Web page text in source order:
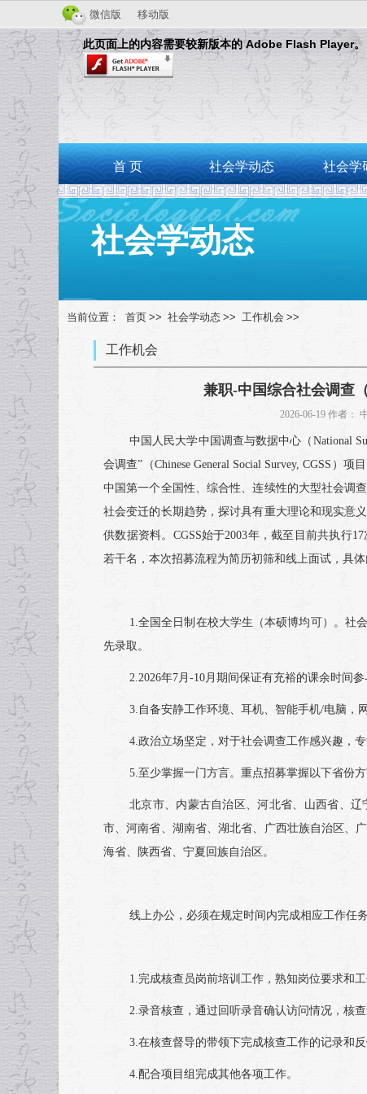
微信版 移动版
此页面上的内容需要较新版本的 Adobe Flash Player。
首 页 社会学动态 社会学
社会学动态
当前位置： 首页 >> 社会学动态 >> 工作机会 >>
工作机会
兼职-中国综合社会调查
2026-06-19 作者：
中国人民大学中国调查与数据中心（National
会调查”（Chinese General Social Survey, CGSS）
中国第一个全国性、综合性、连续性的大型社会调
社会变迁的长期趋势，探讨具有重大理论和现实意
供数据资料。CGSS始于2003年，截至目前共执行
若干名，本次招募流程为简历初筛和线上面试，具体
1.全国全日制在校大学生（本硕博均可）。社
先录取。
2.2026年7月-10月期间保证有充裕的课余时间
3.自备安静工作环境、耳机、智能手机/电脑，
4.政治立场坚定，对于社会调查工作感兴趣，
5.至少掌握一门方言。重点招募掌握以下省份方
北京市、内蒙古自治区、河北省、山西省、
市、河南省、湖南省、湖北省、广西壮族自治区、
海省、陕西省、宁夏回族自治区。
线上办公，必须在规定时间内完成相应工作任务
1.完成核查员岗前培训工作，熟知岗位要求和
2.录音核查，通过回听录音确认访问情况，核
3.在核查督导的带领下完成核查工作的记录和反
4.配合项目组完成其他各项工作。